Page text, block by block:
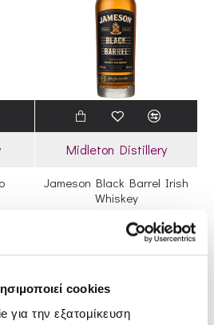
cookies
για την εξατομίκευση
Midleton Distillery
Jameson Black Barrel Irish
Whiskey
34.20€
1 - 2 Ημέρες